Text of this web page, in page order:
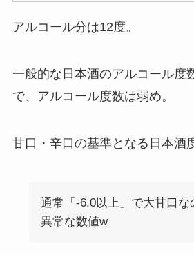
アルコール分は12度。
一般的な日本酒のアルコール度
で、アルコール度数は弱め。
甘口・辛口の基準となる日本酒
通常「-6.0以上」で大甘口な
異常な数値w